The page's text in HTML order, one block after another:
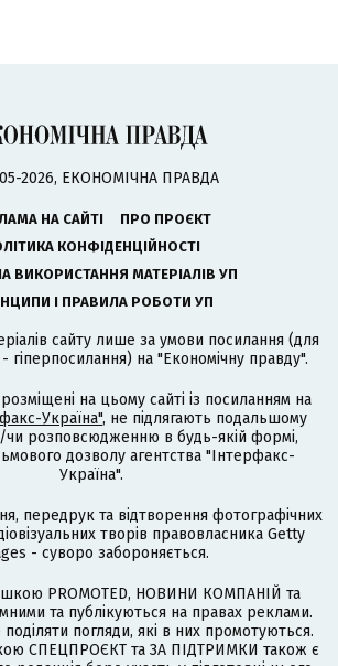
2026, ЕКОНОМІЧНА ПРАВДА
НА САЙТІ
ПРО ПРОЄКТ
КОНФІДЕНЦІЙНОСТІ
ВИКОРИСТАННЯ МАТЕРІАЛІВ УП
І ПРАВИЛА РОБОТИ УП
сайту лише за умови посилання (для
гіперпосилання) на "Економічну правду".
розміщені на цьому сайті із посиланням на
Україна", не підлягають подальшому
чи розповсюдженню в будь-якій формі,
дозволу агентства "Інтерфакс-
Україна".
передрук та відтворення фотографічних
творів правовласника Getty
- суворо забороняється.
PROMOTED, НОВИНИ КОМПАНІЙ та
та публікуються на правах реклами.
погляди, які в них промотуються.
СПЕЦПРОЄКТ та ЗА ПІДТРИМКИ також є